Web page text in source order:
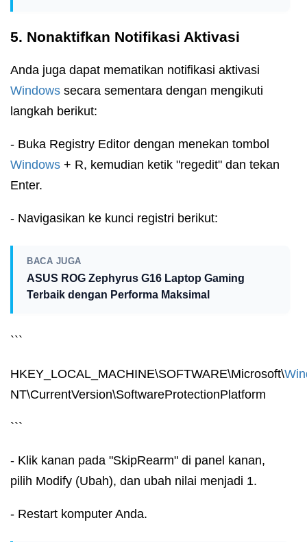
5. Nonaktifkan Notifikasi Aktivasi
Anda juga dapat mematikan notifikasi aktivasi
Windows secara sementara dengan mengikuti
langkah berikut:
- Buka Registry Editor dengan menekan tombol
Windows + R, kemudian ketik "regedit" dan tekan
Enter.
- Navigasikan ke kunci registri berikut:
BACA JUGA
ASUS ROG Zephyrus G16 Laptop Gaming
Terbaik dengan Performa Maksimal
```
HKEY_LOCAL_MACHINE\SOFTWARE\Microsoft\
NT\CurrentVersion\SoftwareProtectionPlatform
```
- Klik kanan pada "SkipRearm" di panel kanan,
pilih Modify (Ubah), dan ubah nilai menjadi 1.
- Restart komputer Anda.